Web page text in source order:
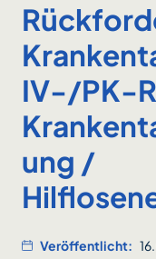
IV-/PK-
ung /
Veröffentlicht: